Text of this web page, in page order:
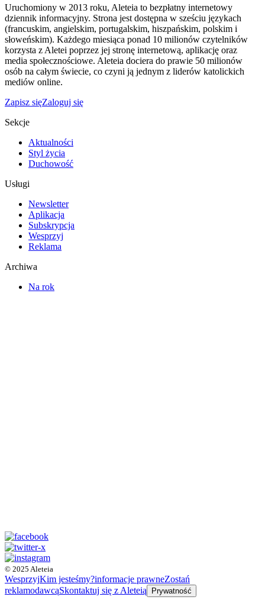
Uruchomiony w 2013 roku, Aleteia to bezpłatny internetowy
dziennik informacyjny. Strona jest dostępna w sześciu językach
(francuskim, angielskim, portugalskim, hiszpańskim, polskim i
słoweńskim). Każdego miesiąca ponad 10 milionów czytelników
korzysta z Aletei poprzez jej stronę internetową, aplikację oraz
media społecznościowe. Aleteia dociera do prawie 50 milionów
osób na całym świecie, co czyni ją jednym z liderów katolickich
mediów online.
Zapisz sięZaloguj się
Sekcje
Aktualności
Styl życia
Duchowość
Usługi
Newsletter
Aplikacja
Subskrypcja
Wesprzyj
Reklama
Archiwa
Na rok
© 2025 Aleteia
WesprzyjKim jesteśmy?informacje prawneZostań
reklamodawcąSkontaktuj się z Aleteią Prywatność